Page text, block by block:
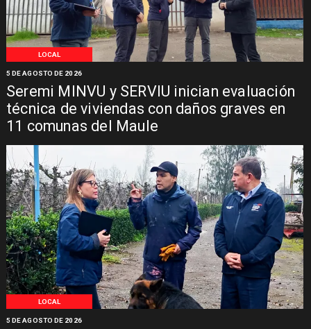
LOCAL
Seremi MINVU y SERVIU inician evaluación
técnica de viviendas con daños graves en
11 comunas del Maule
5 DE AGOSTO DE 2026
LOCAL
5 DE AGOSTO DE 2026